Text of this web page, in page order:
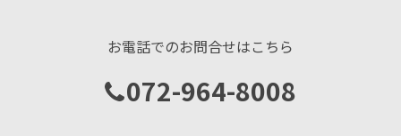
お電話でのお問合せはこちら
072-964-8008